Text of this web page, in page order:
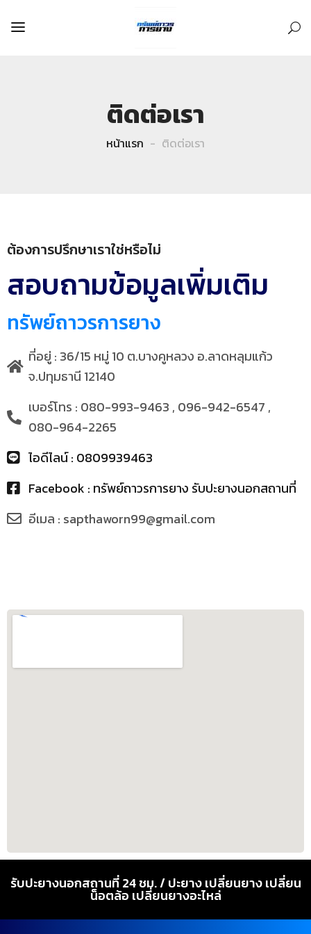
ติดต่อเรา
หน้าแรก ติดต่อเรา
ต้องการปรึกษาเราใช่หรือไม่
สอบถามข้อมูลเพิ่มเติม
ทรัพย์ถาวรการยาง
ที่อยู่ : 36/15 หมู่ 10 ต.บางคูหลวง อ.ลาดหลุมแก้ว
จ.ปทุมธานี 12140
เบอร์โทร : 080-993-9463 , 096-942-6547 ,
080-964-2265
ไอดีไลน์ : 0809939463
Facebook : ทรัพย์ถาวรการยาง รับปะยางนอกสถานที่
อีเมล : sapthaworn99@gmail.com
รับปะยางนอกสถานที่ 24 ชม. / ปะยาง เปลี่ยนยาง เปลี่ยน
น็อตล้อ เปลี่ยนยางอะไหล่